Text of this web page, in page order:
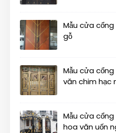
Mẫu cửa
gỗ
Mẫu cửa
văn chim hạc
Mẫu cửa
hoa văn uốn